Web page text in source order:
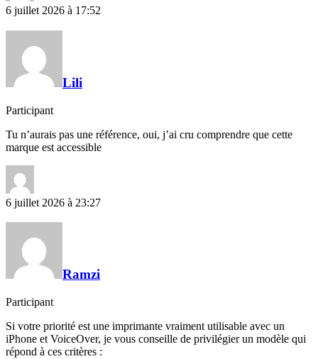
6 juillet 2026 à 17:52
Lili
Participant
Tu n’aurais pas une référence, oui, j’ai cru comprendre que cette
marque est accessible
6 juillet 2026 à 23:27
Ramzi
Participant
Si votre priorité est une imprimante vraiment utilisable avec un
iPhone et VoiceOver, je vous conseille de privilégier un modèle qui
répond à ces critères :